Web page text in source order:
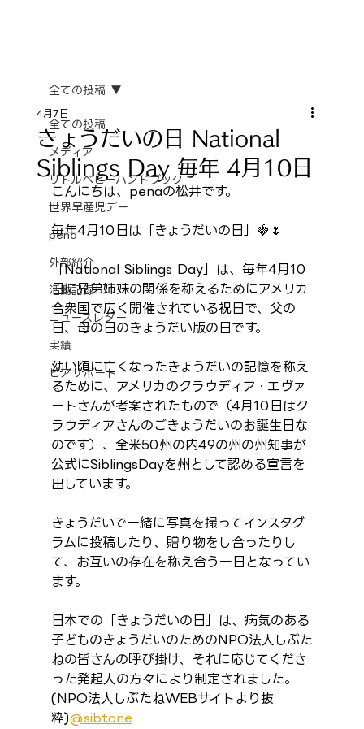
全ての投稿
メディア
リトルベビーハンドブック
世界早産児デー
pena
外部紹介
活動記録
ニュースレター
実績
ピアサポート
全ての投稿
きょうだいの日 National
Siblings Day 毎年 4月10日
4月7日
こんにちは、penaの松井です。
毎年4月10日は「きょうだいの日」🍓🌷
「National Siblings Day」は、毎年4月10
日に兄弟姉妹の関係を称えるためにアメリカ
合衆国で広く開催されている祝日で、父の
日、母の日のきょうだい版の日です。
幼い頃に亡くなったきょうだいの記憶を称え
るために、アメリカのクラウディア・エヴァ
ートさんが考案されたもので（4月10日はク
ラウディアさんのごきょうだいのお誕生日な
のです）、全米50州の内49の州の州知事が
公式にSiblingsDayを州として認める宣言を
出しています。
きょうだいで一緒に写真を撮ってインスタグ
ラムに投稿したり、贈り物をし合ったりし
て、お互いの存在を称え合う一日となってい
ます。
日本での「きょうだいの日」は、病気のある
子どものきょうだいのためのNPO法人しぶた
ねの皆さんの呼び掛け、それに応じてくださ
った発起人の方々により制定されました。
(NPO法人しぶたねWEBサイトより抜
粋)@sibtane